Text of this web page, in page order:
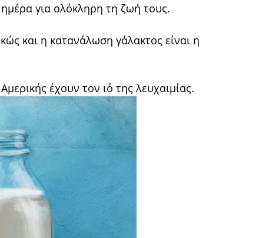
για ολόκληρη τη ζωή τους.
και η κατανάλωση γάλακτος είναι η
έχουν τον ιό της λευχαιμίας.